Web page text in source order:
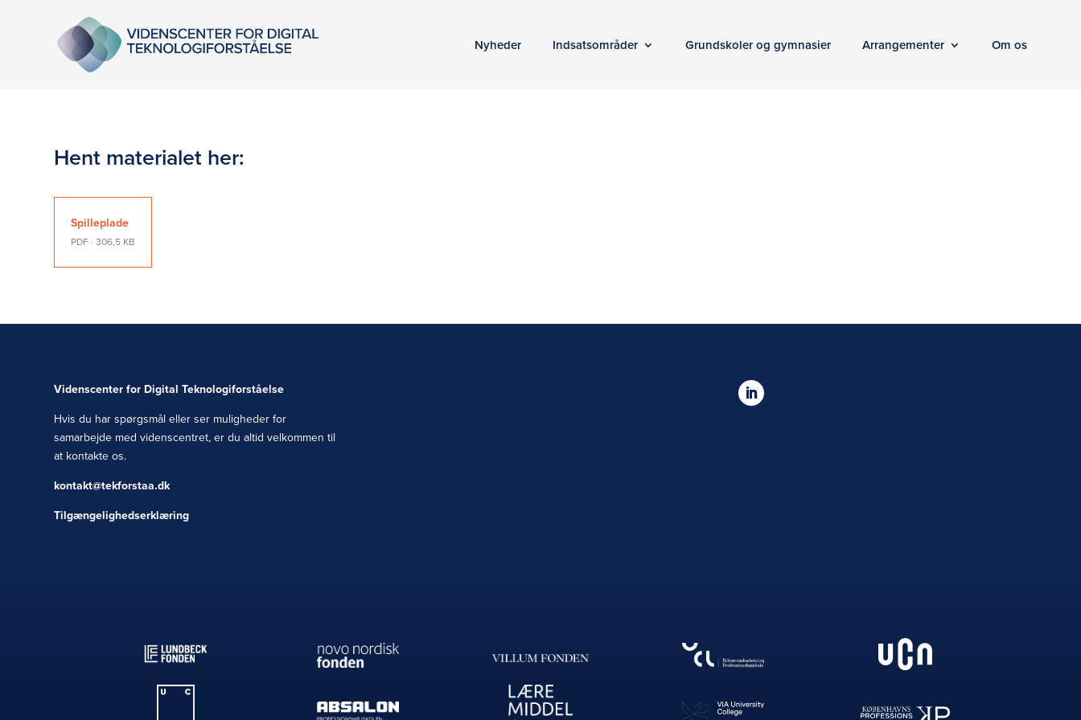
Nyheder Indsatsområder Grundskoler og gymnasier Arrangementer Om os
Hent materialet her:
Spilleplade
PDF · 306,5 KB
Videnscenter for Digital Teknologiforståelse
Hvis du har spørgsmål eller ser muligheder for
samarbejde med videnscentret, er du altid velkommen til
at kontakte os.
kontakt@tekforstaa.dk
Tilgængelighedserklæring